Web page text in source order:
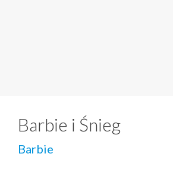
Barbie i Śnieg
Barbie